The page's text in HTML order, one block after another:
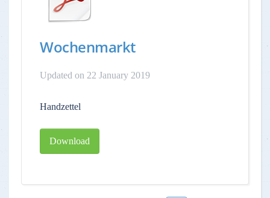
Wochenmarkt
Updated on 22 January 2019
Handzettel
Download